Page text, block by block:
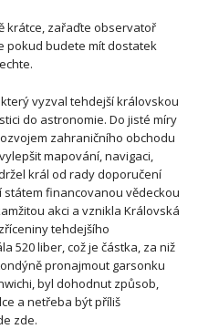
krátce, zařaďte observatoř
pokud budete mít dostatek
vyzval tehdejší královskou
do astronomie. Do jisté míry
zahraničního obchodu
mapování, navigaci,
král od rady doporučení
financovanou vědeckou
akci a vznikla Královská
tehdejšího
520 liber, což je částka, za niž
pronajmout garsonku
byl dohodnut způsob,
a netřeba být příliš
zde.